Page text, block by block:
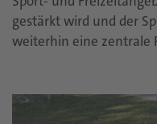
gestärkt wird und der
weiterhin eine zentrale